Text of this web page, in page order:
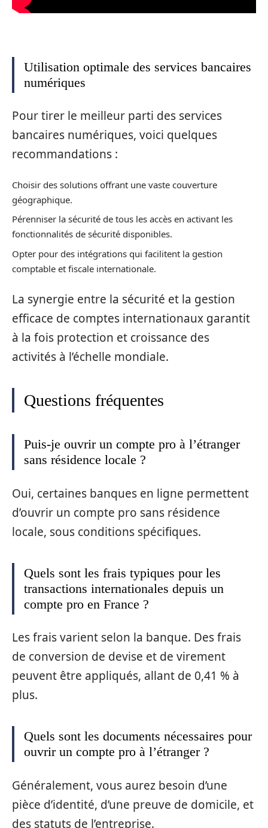
Utilisation optimale des services bancaires
numériques
Pour tirer le meilleur parti des services
bancaires numériques, voici quelques
recommandations :
Choisir des solutions offrant une vaste couverture
géographique.
Pérenniser la sécurité de tous les accès en activant les
fonctionnalités de sécurité disponibles.
Opter pour des intégrations qui facilitent la gestion
comptable et fiscale internationale.
La synergie entre la sécurité et la gestion
efficace de comptes internationaux garantit
à la fois protection et croissance des
activités à l’échelle mondiale.
Questions fréquentes
Puis-je ouvrir un compte pro à l’étranger
sans résidence locale ?
Oui, certaines banques en ligne permettent
d’ouvrir un compte pro sans résidence
locale, sous conditions spécifiques.
Quels sont les frais typiques pour les
transactions internationales depuis un
compte pro en France ?
Les frais varient selon la banque. Des frais
de conversion de devise et de virement
peuvent être appliqués, allant de 0,41 % à
plus.
Quels sont les documents nécessaires pour
ouvrir un compte pro à l’étranger ?
Généralement, vous aurez besoin d’une
pièce d’identité, d’une preuve de domicile, et
des statuts de l’entreprise.